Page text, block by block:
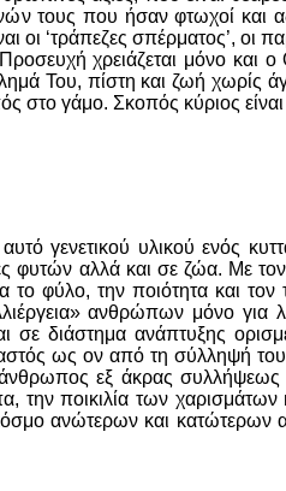
τους που ήσαν φτωχοί
‘τράπεζες σπέρματος’, οι
χρειάζεται μόνο και
Του, πίστη και ζωή
στο γάμο. Σκοπός κύριος
γενετικού υλικού ενός
φυτών αλλά και σε ζώα. Με
το φύλο, την ποιότητα και
ανθρώπων μόνο
σε διάστημα ανάπτυξης
ως ον από τη σύλληψή του, ή
εξ άκρας συλλήψεως
την ποικιλία των
ανώτερων και